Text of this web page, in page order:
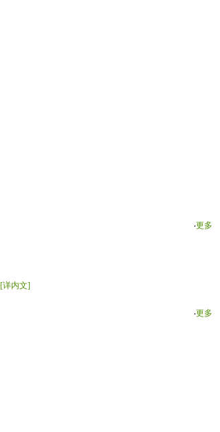
‧更多
[详内文]
‧更多